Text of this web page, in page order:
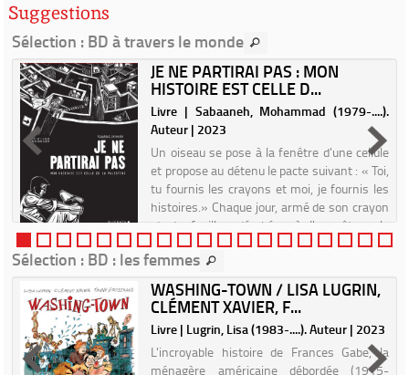
Suggestions
Sélection : BD à travers le monde
JE NE PARTIRAI PAS : MON
HISTOIRE EST CELLE D...
Livre | Sabaaneh, Mohammad (1979-....).
Auteur | 2023
Un oiseau se pose à la fenêtre d'une cellule
et propose au détenu le pacte suivant : « Toi,
tu fournis les crayons et moi, je fournis les
histoires.» Chaque jour, armé de son crayon
et de feuilles dérobées à l'enquêteur, le
prison...
Sélection : BD : les femmes
WASHING-TOWN / LISA LUGRIN,
CLÉMENT XAVIER, F...
Livre | Lugrin, Lisa (1983-....). Auteur | 2023
L'incroyable histoire de Frances Gabe, la
ménagère américaine débordée (1915-